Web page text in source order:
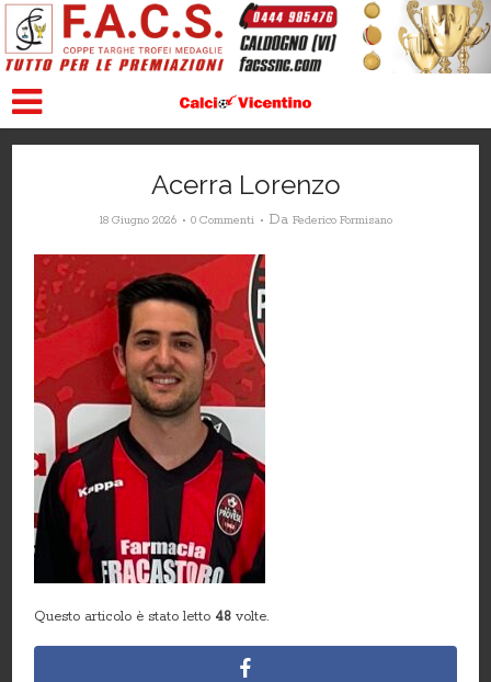
Acerra Lorenzo
18 Giugno 2026 0 Commenti Da Federico Formisano
Questo articolo è stato letto 48 volte.